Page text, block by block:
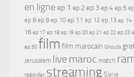
en ligne ep 1 ep 2 ep 3ep 4ep 5
ep 8 ep 9 ep 10 ep 11 ep 12 ep 13 ep 14
16 ep 17 ep 18 ep 19 ep 20 ep 21 ep 22 ep 23
ep 30 film film marocain Ghouta
Jerusalem live maroc match
regarder streamingSyria